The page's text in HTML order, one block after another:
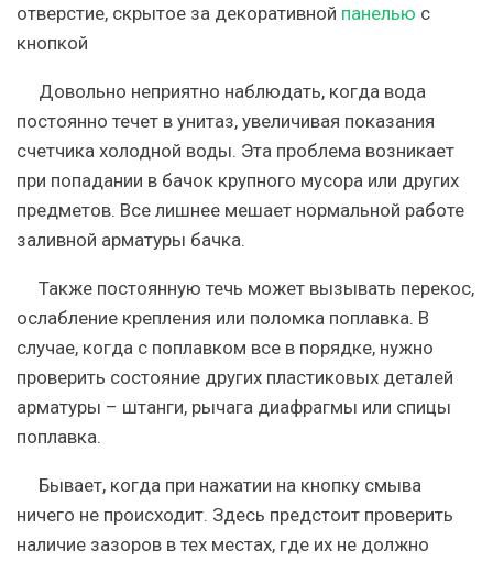
отверстие, скрытое за декоративной панелью с
кнопкой
Довольно неприятно наблюдать, когда вода
постоянно течет в унитаз, увеличивая показания
счетчика холодной воды. Эта проблема возникает
при попадании в бачок крупного мусора или других
предметов. Все лишнее мешает нормальной работе
заливной арматуры бачка.
Также постоянную течь может вызывать перекос,
ослабление крепления или поломка поплавка. В
случае, когда с поплавком все в порядке, нужно
проверить состояние других пластиковых деталей
арматуры – штанги, рычага диафрагмы или спицы
поплавка.
Бывает, когда при нажатии на кнопку смыва
ничего не происходит. Здесь предстоит проверить
наличие зазоров в тех местах, где их не должно